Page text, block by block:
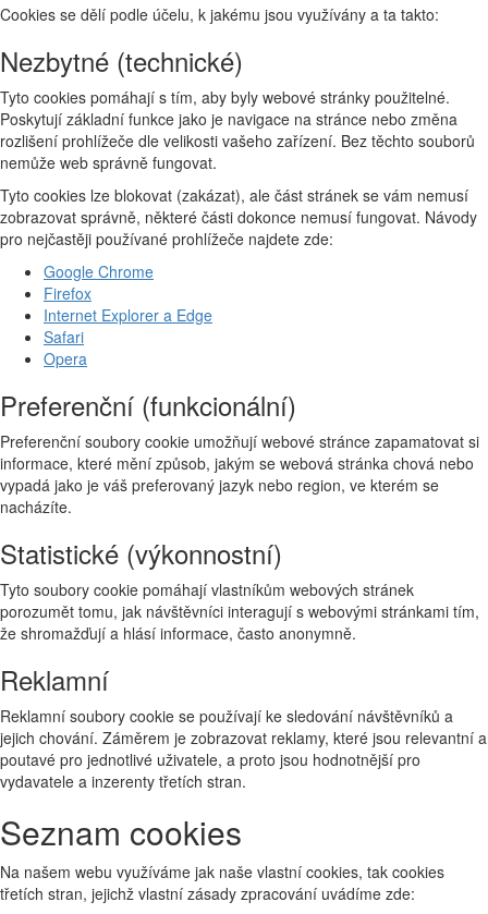
Cookies se dělí podle účelu, k jakému jsou využívány a ta takto:
Nezbytné (technické)
Tyto cookies pomáhají s tím, aby byly webové stránky použitelné.
Poskytují základní funkce jako je navigace na stránce nebo změna
rozlišení prohlížeče dle velikosti vašeho zařízení. Bez těchto souborů
nemůže web správně fungovat.
Tyto cookies lze blokovat (zakázat), ale část stránek se vám nemusí
zobrazovat správně, některé části dokonce nemusí fungovat. Návody
pro nejčastěji používané prohlížeče najdete zde:
Google Chrome
Firefox
Internet Explorer a Edge
Safari
Opera
Preferenční (funkcionální)
Preferenční soubory cookie umožňují webové stránce zapamatovat si
informace, které mění způsob, jakým se webová stránka chová nebo
vypadá jako je váš preferovaný jazyk nebo region, ve kterém se
nacházíte.
Statistické (výkonnostní)
Tyto soubory cookie pomáhají vlastníkům webových stránek
porozumět tomu, jak návštěvníci interagují s webovými stránkami tím,
že shromažďují a hlásí informace, často anonymně.
Reklamní
Reklamní soubory cookie se používají ke sledování návštěvníků a
jejich chování. Záměrem je zobrazovat reklamy, které jsou relevantní a
poutavé pro jednotlivé uživatele, a proto jsou hodnotnější pro
vydavatele a inzerenty třetích stran.
Seznam cookies
Na našem webu využíváme jak naše vlastní cookies, tak cookies
třetích stran, jejichž vlastní zásady zpracování uvádíme zde: